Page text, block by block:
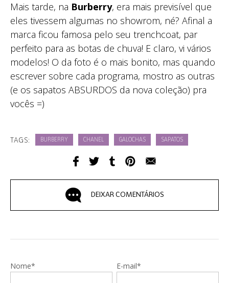
Mais tarde, na Burberry, era mais previsível que
eles tivessem algumas no showrom, né? Afinal a
marca ficou famosa pelo seu trenchcoat, par
perfeito para as botas de chuva! E claro, vi vários
modelos! O da foto é o mais bonito, mas quando
escrever sobre cada programa, mostro as outras
(e os sapatos ABSURDOS da nova coleção) pra
vocês =)
TAGS: BURBERRY CHANEL GALOCHAS SAPATOS
DEIXAR COMENTÁRIOS
Nome* E-mail*